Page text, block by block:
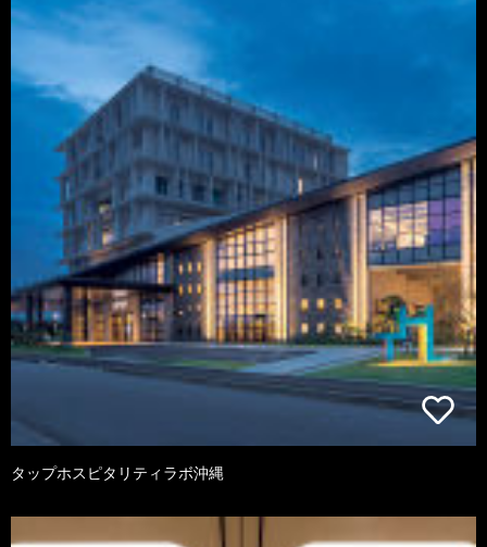
タップホスピタリティラボ沖縄